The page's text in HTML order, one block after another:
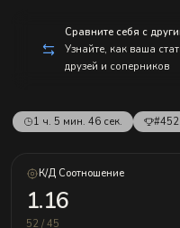
Сравните себя с
Узнайте, как ваша
друзей и соперников
1 ч. 5 мин. 46 сек.
К/Д Соотношение
1.16
52 / 45